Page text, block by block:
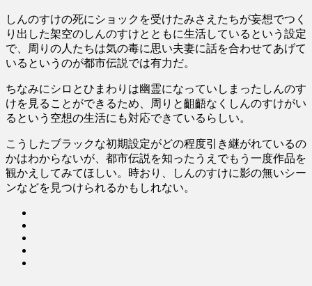
しんのすけの死にショックを受けたみさえたちが妄想でつく
り出した架空のしんのすけとともに生活しているという設定
で、周りの人たちは気の毒に思い夫妻に話を合わせてあげて
いるというのが都市伝説では有力だ。
ちなみにシロとひまわりは幽霊になっていしまったしんのす
けを見ることができるため、周りと齟齬なくしんのすけがい
るという空想の生活にも対応できているらしい。
こうしたブラックな初期設定がどの程度引き継がれているの
かはわからないが、都市伝説を知ったうえでもう一度作品を
観かえしてみてほしい。時おり、しんのすけに影の無いシー
ンなどを見つけられるかもしれない。